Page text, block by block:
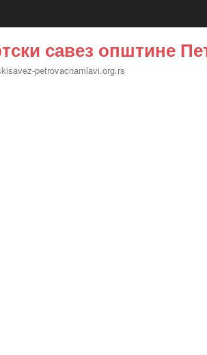
савез општине
petrovacnamlavi.org.rs